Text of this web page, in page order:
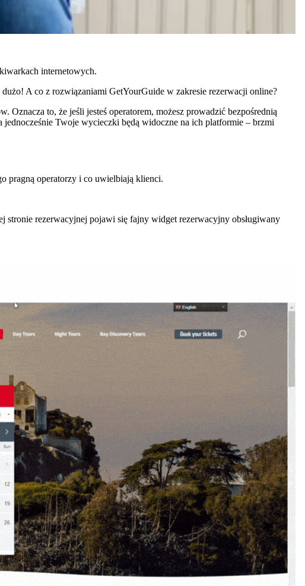
internetowych.
A co z rozwiązaniami GetYourGuide w zakresie rezerwacji online?
to, że jeśli jesteś operatorem, możesz prowadzić bezpośrednią
Twoje wycieczki będą widoczne na ich platformie – brzmi
pragną operatorzy i co uwielbiają klienci.
rezerwacyjnej pojawi się fajny widget rezerwacyjny obsługiwany